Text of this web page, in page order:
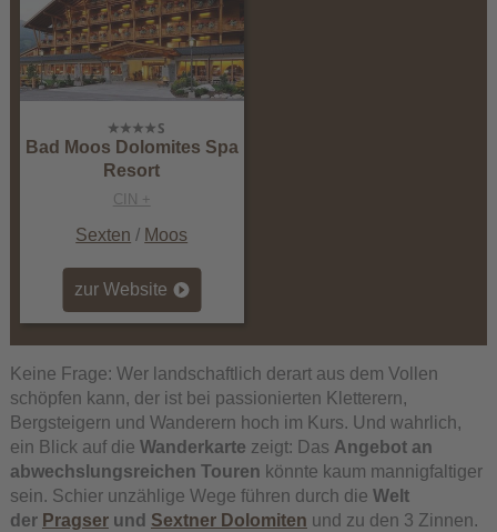
Bad Moos Dolomites Spa
Resort
CIN +
Sexten / Moos
zur Website
Keine Frage: Wer landschaftlich derart aus dem Vollen
schöpfen kann, der ist bei passionierten Kletterern,
Bergsteigern und Wanderern hoch im Kurs. Und wahrlich,
ein Blick auf die Wanderkarte zeigt: Das Angebot an
abwechslungsreichen Touren könnte kaum mannigfaltiger
sein. Schier unzählige Wege führen durch die Welt
der Pragserund Sextner Dolomiten und zu den 3 Zinnen.